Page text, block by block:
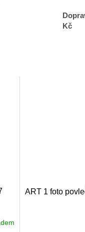
Kč
ART 1 foto